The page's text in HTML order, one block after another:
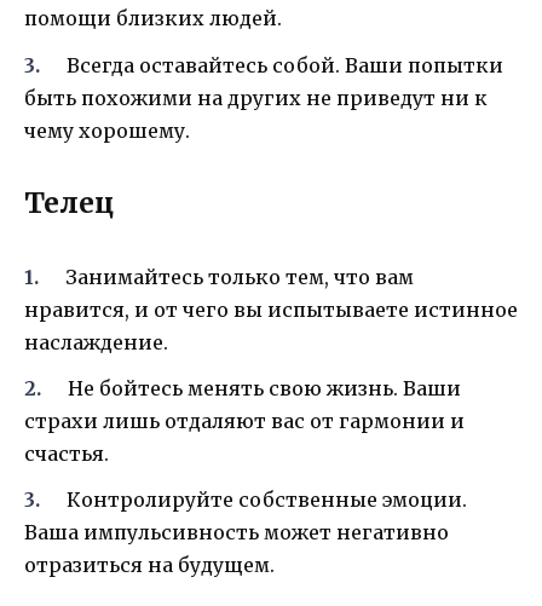
помощи близких людей.
Всегда оставайтесь собой. Ваши попытки
быть похожими на других не приведут ни к
чему хорошему.
Телец
Занимайтесь только тем, что вам
нравится, и от чего вы испытываете истинное
наслаждение.
Не бойтесь менять свою жизнь. Ваши
страхи лишь отдаляют вас от гармонии и
счастья.
Контролируйте собственные эмоции.
Ваша импульсивность может негативно
отразиться на будущем.